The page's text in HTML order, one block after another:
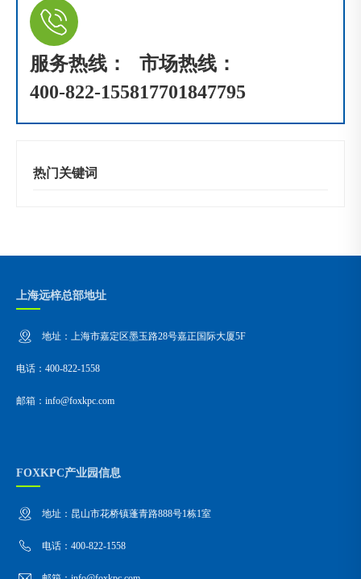
服务热线：
400-822-1558
市场热线：
17701847795
热门关键词
上海远梓总部地址
地址：上海市嘉定区墨玉路28号嘉正国际大厦5F
电话：400-822-1558
邮箱：info@foxkpc.com
FOXKPC产业园信息
地址：昆山市花桥镇蓬青路888号1栋1室
电话：400-822-1558